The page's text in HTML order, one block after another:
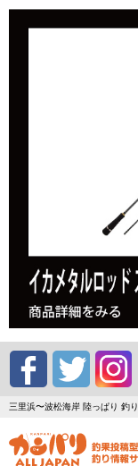
三里浜〜波松海岸 陸っぱり 釣